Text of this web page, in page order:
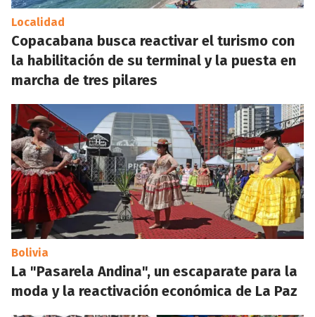
Localidad
Copacabana busca reactivar el turismo con
la habilitación de su terminal y la puesta en
marcha de tres pilares
Bolivia
La "Pasarela Andina", un escaparate para la
moda y la reactivación económica de La Paz